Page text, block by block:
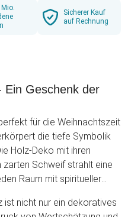
Mio.
Sicherer Kauf
auf Rechnung
Ein Geschenk der
für die Weihnachtszeit
die tiefe Symbolik
Holz-Deko mit ihren
zarten Schweif strahlt eine
Raum mit spiritueller
ist nicht nur ein dekoratives